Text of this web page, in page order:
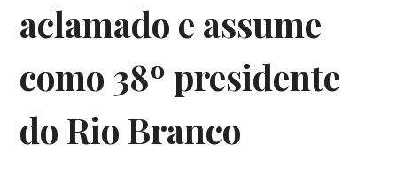
aclamado e assume
como 38º presidente
do Rio Branco